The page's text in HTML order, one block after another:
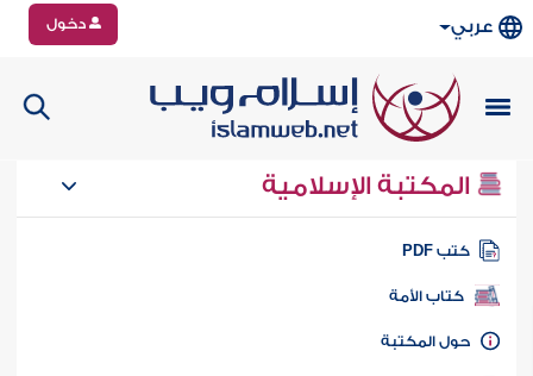
عربي دخول
المكتبة الإسلامية
كتب PDF
كتاب الأمة